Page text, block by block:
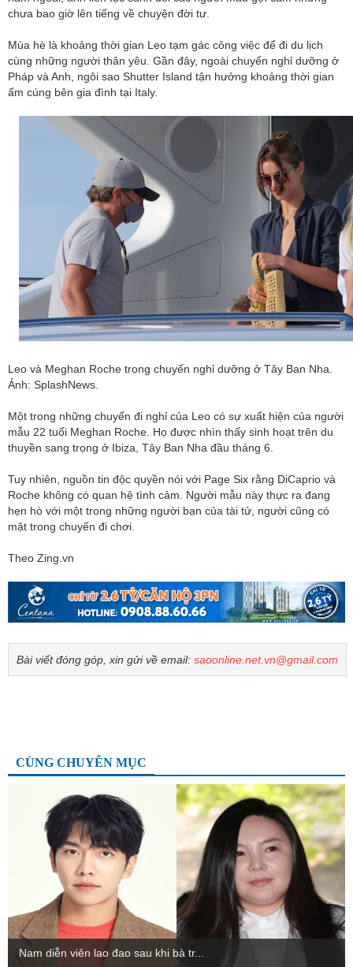
chưa bao giờ lên tiếng về chuyện đời tư.
Mùa hè là khoảng thời gian Leo tạm gác công việc để đi du lịch
cùng những người thân yêu. Gần đây, ngoài chuyến nghỉ dưỡng ở
Pháp và Anh, ngôi sao Shutter Island tận hưởng khoảng thời gian
ấm cúng bên gia đình tại Italy.
Leo và Meghan Roche trong chuyến nghỉ dưỡng ở Tây Ban Nha.
Ảnh: SplashNews.
Một trong những chuyến đi nghỉ của Leo có sự xuất hiện của người
mẫu 22 tuổi Meghan Roche. Họ được nhìn thấy sinh hoạt trên du
thuyền sang trọng ở Ibiza, Tây Ban Nha đầu tháng 6.
Tuy nhiên, nguồn tin độc quyền nói với Page Six rằng DiCaprio và
Roche không có quan hệ tình cảm. Người mẫu này thực ra đang
hẹn hò với một trong những người bạn của tài tử, người cũng có
mặt trong chuyến đi chơi.
Theo Zing.vn
Bài viết đóng góp, xin gửi về email: saoonline.net.vn@gmail.com
CÙNG CHUYÊN MỤC
Nam diễn viên lao đao sau khi bà tr...